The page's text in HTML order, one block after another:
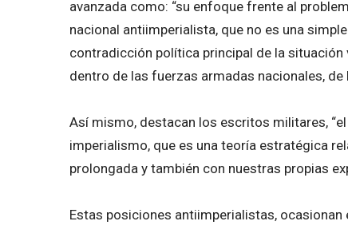
avanzada como: “su enfoque frente al
nacional antiimperialista, que no es una
contradicción política principal de la
dentro de las fuerzas armadas nacionales,
Así mismo, destacan los escritos militares,
imperialismo, que es una teoría estratégica
prolongada y también con nuestras propias
Estas posiciones antiimperialistas,